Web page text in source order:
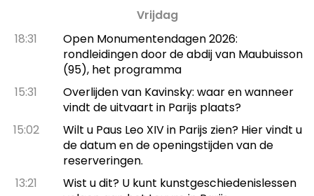
Vrijdag
18:31
Open Monumentendagen 2026:
rondleidingen door de abdij van Maubuisson
(95), het programma
15:31
Overlijden van Kavinsky: waar en wanneer
vindt de uitvaart in Parijs plaats?
15:02
Wilt u Paus Leo XIV in Parijs zien? Hier vindt u
de datum en de openingstijden van de
reserveringen.
13:21
Wist u dit? U kunt kunstgeschiedenislessen